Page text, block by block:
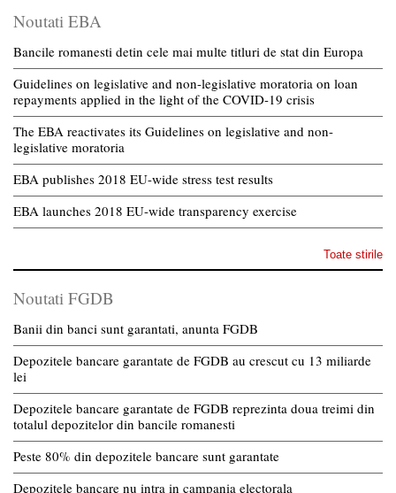
Noutati EBA
Bancile romanesti detin cele mai multe titluri de stat din Europa
Guidelines on legislative and non-legislative moratoria on loan
repayments applied in the light of the COVID-19 crisis
The EBA reactivates its Guidelines on legislative and non-
legislative moratoria
EBA publishes 2018 EU-wide stress test results
EBA launches 2018 EU-wide transparency exercise
Toate stirile
Noutati FGDB
Banii din banci sunt garantati, anunta FGDB
Depozitele bancare garantate de FGDB au crescut cu 13 miliarde
lei
Depozitele bancare garantate de FGDB reprezinta doua treimi din
totalul depozitelor din bancile romanesti
Peste 80% din depozitele bancare sunt garantate
Depozitele bancare nu intra in campania electorala